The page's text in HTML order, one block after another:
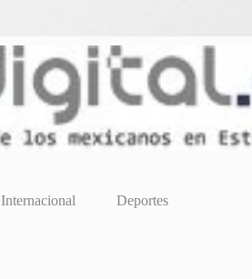
Internacional Deportes